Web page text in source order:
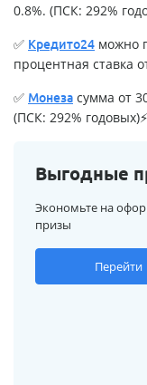
0.8%. (ПСК: 292%
✅ Кредито24 можно
процентная ставка
✅ Монеза сумма от
(ПСК: 292% годовых)⚡
Выгодные
Экономьте на
призы
Перейти